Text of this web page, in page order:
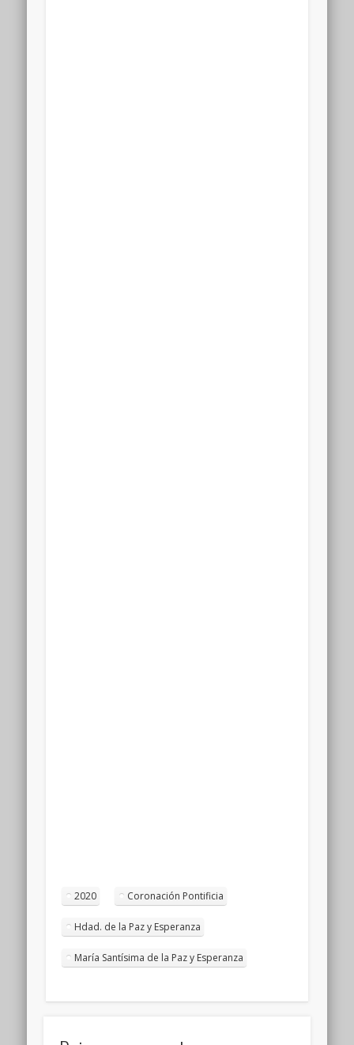
2020 Coronación Pontificia
Hdad. de la Paz y Esperanza
María Santísima de la Paz y Esperanza